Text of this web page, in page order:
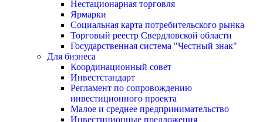
Нестационарная торговля
Ярмарки
Социальная карта потребительского рынка
Торговый реестр Свердловской области
Государственная система "Честный знак"
Для бизнеса
Координационный совет
Инвестстандарт
Регламент по сопровождению
инвестиционного проекта
Малое и среднее предпринимательство
Инвестиционные предложения